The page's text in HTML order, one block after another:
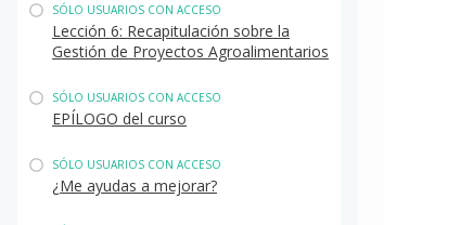
SÓLO USUARIOS CON ACCESO
Lección 6: Recapitulación sobre la
Gestión de Proyectos Agroalimentarios
SÓLO USUARIOS CON ACCESO
EPÍLOGO del curso
SÓLO USUARIOS CON ACCESO
¿Me ayudas a mejorar?